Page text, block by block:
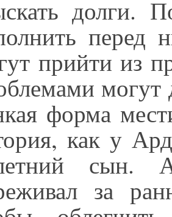
долги.
перед
прийти из
могут
форма
как у
сын.
за